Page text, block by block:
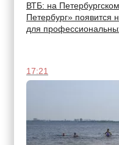
ВТБ: на
Петербург» появится
для
17:21